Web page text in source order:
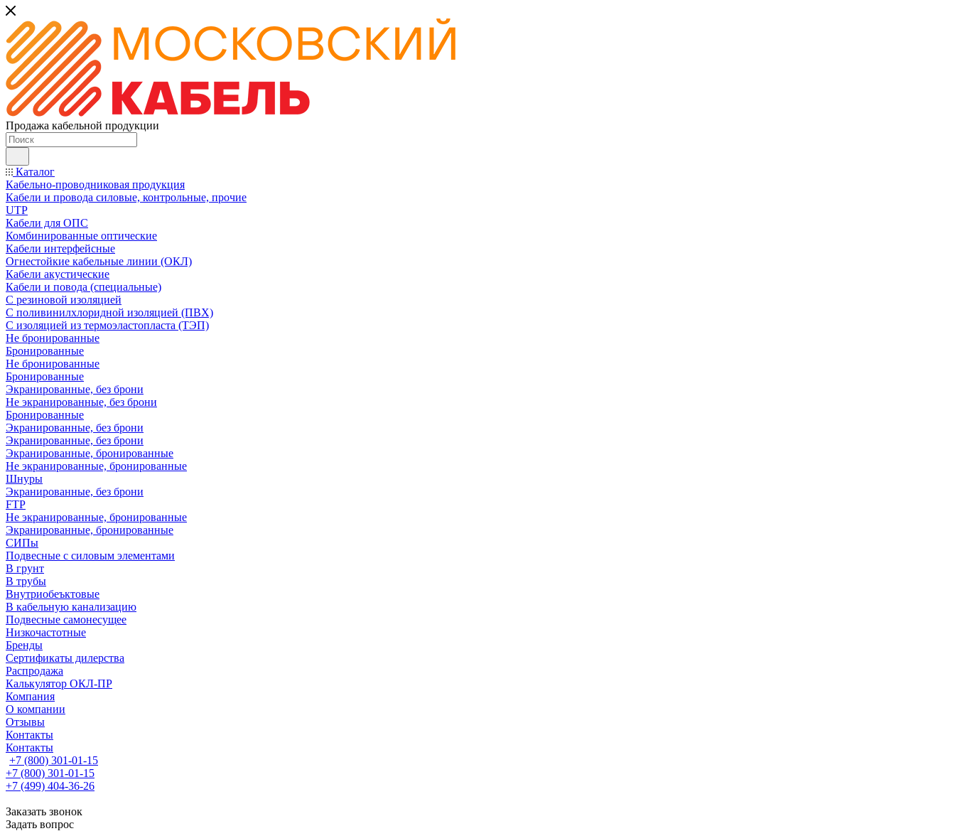
Продажа кабельной продукции
Каталог
Кабельно-проводниковая продукция
Кабели и провода силовые, контрольные, прочие
UTP
Кабели для ОПС
Комбинированные оптические
Кабели интерфейсные
Огнестойкие кабельные линии (ОКЛ)
Кабели акустические
Кабели и повода (специальные)
С резиновой изоляцией
С поливинилхлоридной изоляцией (ПВХ)
С изоляцией из термоэластопласта (ТЭП)
Не бронированные
Бронированные
Не бронированные
Бронированные
Экранированные, без брони
Не экранированные, без брони
Бронированные
Экранированные, без брони
Экранированные, без брони
Экранированные, бронированные
Не экранированные, бронированные
Шнуры
Экранированные, без брони
FTP
Не экранированные, бронированные
Экранированные, бронированные
СИПы
Подвесные с силовым элементами
В грунт
В трубы
Внутриобеъктовые
В кабельную канализацию
Подвесные самонесущее
Низкочастотные
Бренды
Сертификаты дилерства
Распродажа
Калькулятор ОКЛ-ПР
Компания
О компании
Отзывы
Контакты
Контакты
+7 (800) 301-01-15
+7 (800) 301-01-15
+7 (499) 404-36-26
Заказать звонок
Задать вопрос